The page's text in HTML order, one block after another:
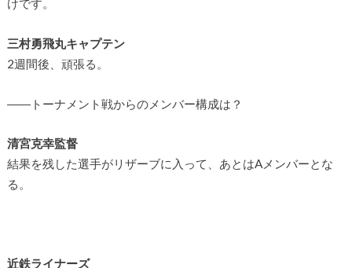
けです。
三村勇飛丸キャプテン
2週間後、頑張る。
――トーナメント戦からのメンバー構成は？
清宮克幸監督
結果を残した選手がリザーブに入って、あとはAメンバーとな
る。
近鉄ライナーズ